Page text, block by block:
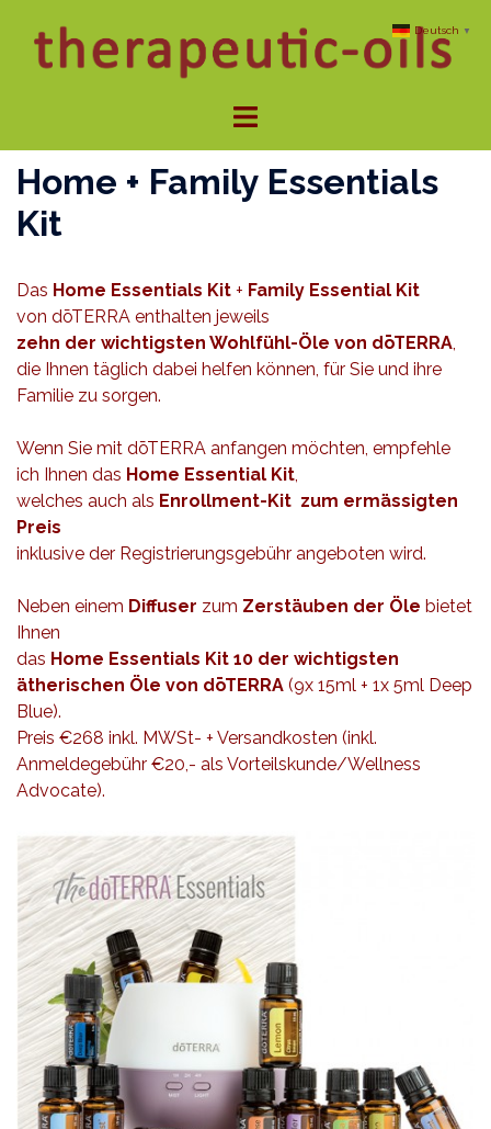
Inhalt
springen
Menü
Home + Family Essentials
Kit
Das Home Essentials Kit + Family Essential Kit
von dōTERRA enthalten jeweils
zehn der wichtigsten Wohlfühl-Öle von dōTERRA,
die Ihnen täglich dabei helfen können, für Sie und ihre
Familie zu sorgen.
Wenn Sie mit dōTERRA anfangen möchten, empfehle
ich Ihnen das Home Essential Kit,
welches auch als Enrollment-Kit zum ermässigten
Preis
inklusive der Registrierungsgebühr angeboten wird.
Neben einem Diffuser zum Zerstäuben der Öle bietet
Ihnen
das Home Essentials Kit 10 der wichtigsten
ätherischen Öle von dōTERRA (9x 15ml + 1x 5ml Deep
Blue).
Preis €268 inkl. MWSt- + Versandkosten (inkl.
Anmeldegebühr €20,- als Vorteilskunde/Wellness
Advocate).
Deutsch ▼